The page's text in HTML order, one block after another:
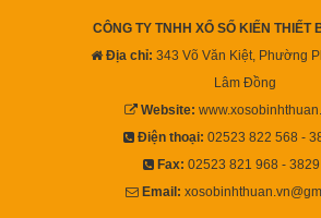
CÔNG TY TNHH XỔ SỐ KIẾN THIẾT
Địa chỉ: 343 Võ Văn Kiệt, Phường
Lâm Đồng
Website:
Điện thoại: 02523 822 568 -
Fax: 02523 821 968 -
Email: